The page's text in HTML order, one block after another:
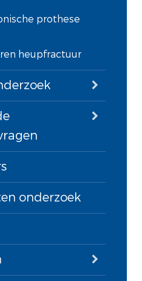
prothese
heupfractuur
onderzoek